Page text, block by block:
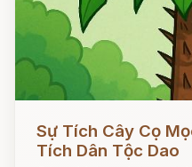
Sự Tích Cây Cọ
Tích Dân Tộc Dao